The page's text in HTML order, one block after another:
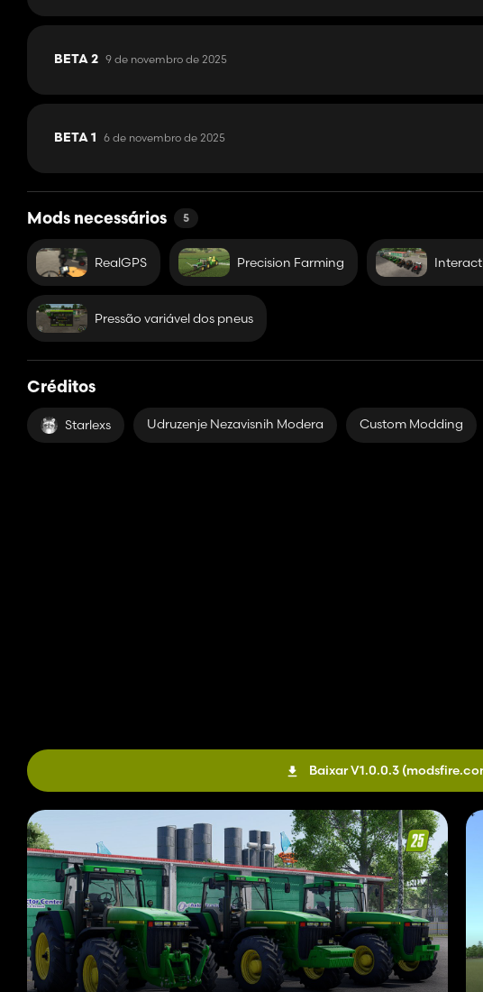
BETA 2 9 de novembro de 2025
BETA 1 6 de novembro de 2025
Mods necessários 5
RealGPS Precision Farming
Pressão variável dos pneus
Créditos
Starlexs Udruzenje Nezavisnih Modera Custom Modding
Baixar V1.0.0.3